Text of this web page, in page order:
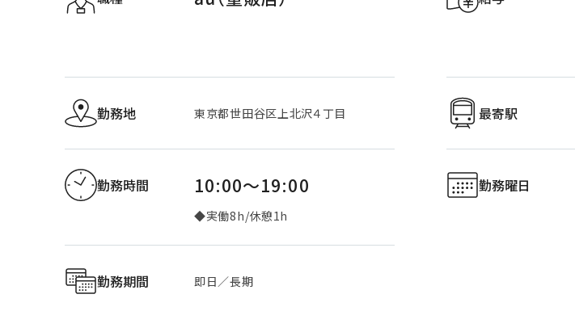
勤務地 東京都世田谷区上北沢４丁目 最寄駅
勤務時間 10:00～19:00
◆実働8h/休憩1h
勤務曜日
勤務期間 即日／長期